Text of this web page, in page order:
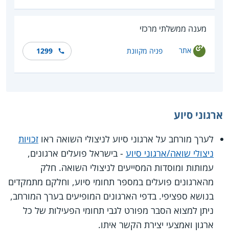
מענה ממשלתי מרכזי
אתר פניה מקוונת 1299
ארגוני סיוע
לערך מורחב על ארגוני סיוע לניצולי השואה ראו זכויות
ניצולי שואה/ארגוני סיוע - בישראל פועלים ארגונים,
עמותות ומוסדות המסייעים לניצולי השואה. חלק
מהארגונים פועלים במספר תחומי סיוע, וחלקם מתמקדים
בנושא ספציפי. בדפי הארגונים המופיעים בערך המורחב,
ניתן למצוא הסבר מפורט לגבי תחומי הפעילות של כל
ארגון ואמצעי יצירת הקשר איתו.